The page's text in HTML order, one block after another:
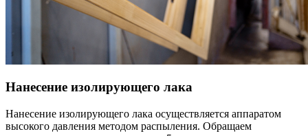
Нанесение изолирующего лака
Нанесение изолирующего лака осуществляется аппаратом
высокого давления методом распыления. Обращаем